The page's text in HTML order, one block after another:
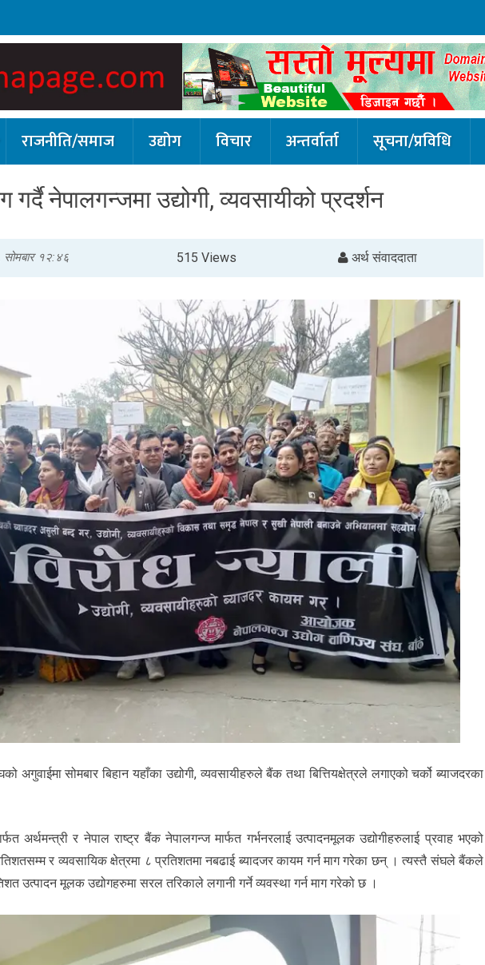
राजनीति/समाज उद्योग विचार अन्तर्वार्ता सूचना/प्रविधि
नेपालगन्जमा उद्योगी, व्यवसायीको प्रदर्शन
१२:४६ 515 Views अर्थ संवाददाता
अगुवाईमा सोमबार बिहान यहाँका उद्योगी, व्यवसायीहरुले बैंक तथा बित्तियक्षेत्रले लगाएको चर्को ब्याजदरका
अर्थमन्त्री र नेपाल राष्ट्र बैंक नेपालगन्ज मार्फत गर्भनरलाई उत्पादनमूलक उद्योगीहरुलाई प्रवाह भएको
र व्यवसायिक क्षेत्रमा ८ प्रतिशतमा नबढाई ब्यादजर कायम गर्न माग गरेका छन् । त्यस्तै संघले बैंकले
उत्पादन मूलक उद्योगहरुमा सरल तरिकाले लगानी गर्ने व्यवस्था गर्न माग गरेको छ ।